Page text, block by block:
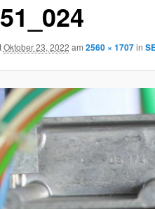
Oktober 23, 2022 am 2560 × 1707in